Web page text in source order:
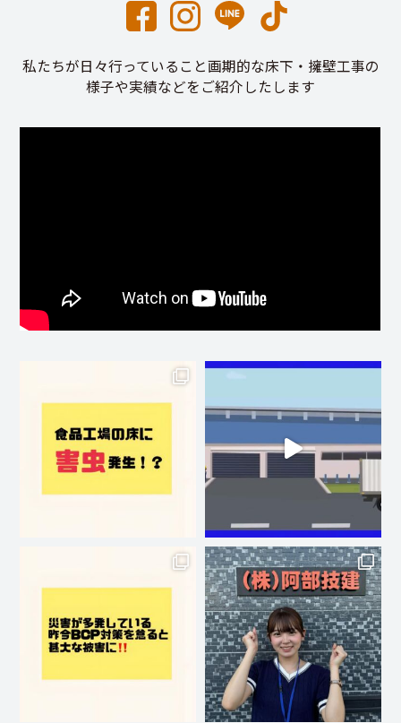
私たちが日々行っていること画期的な床下・擁壁工事の
様子や実績などをご紹介したします